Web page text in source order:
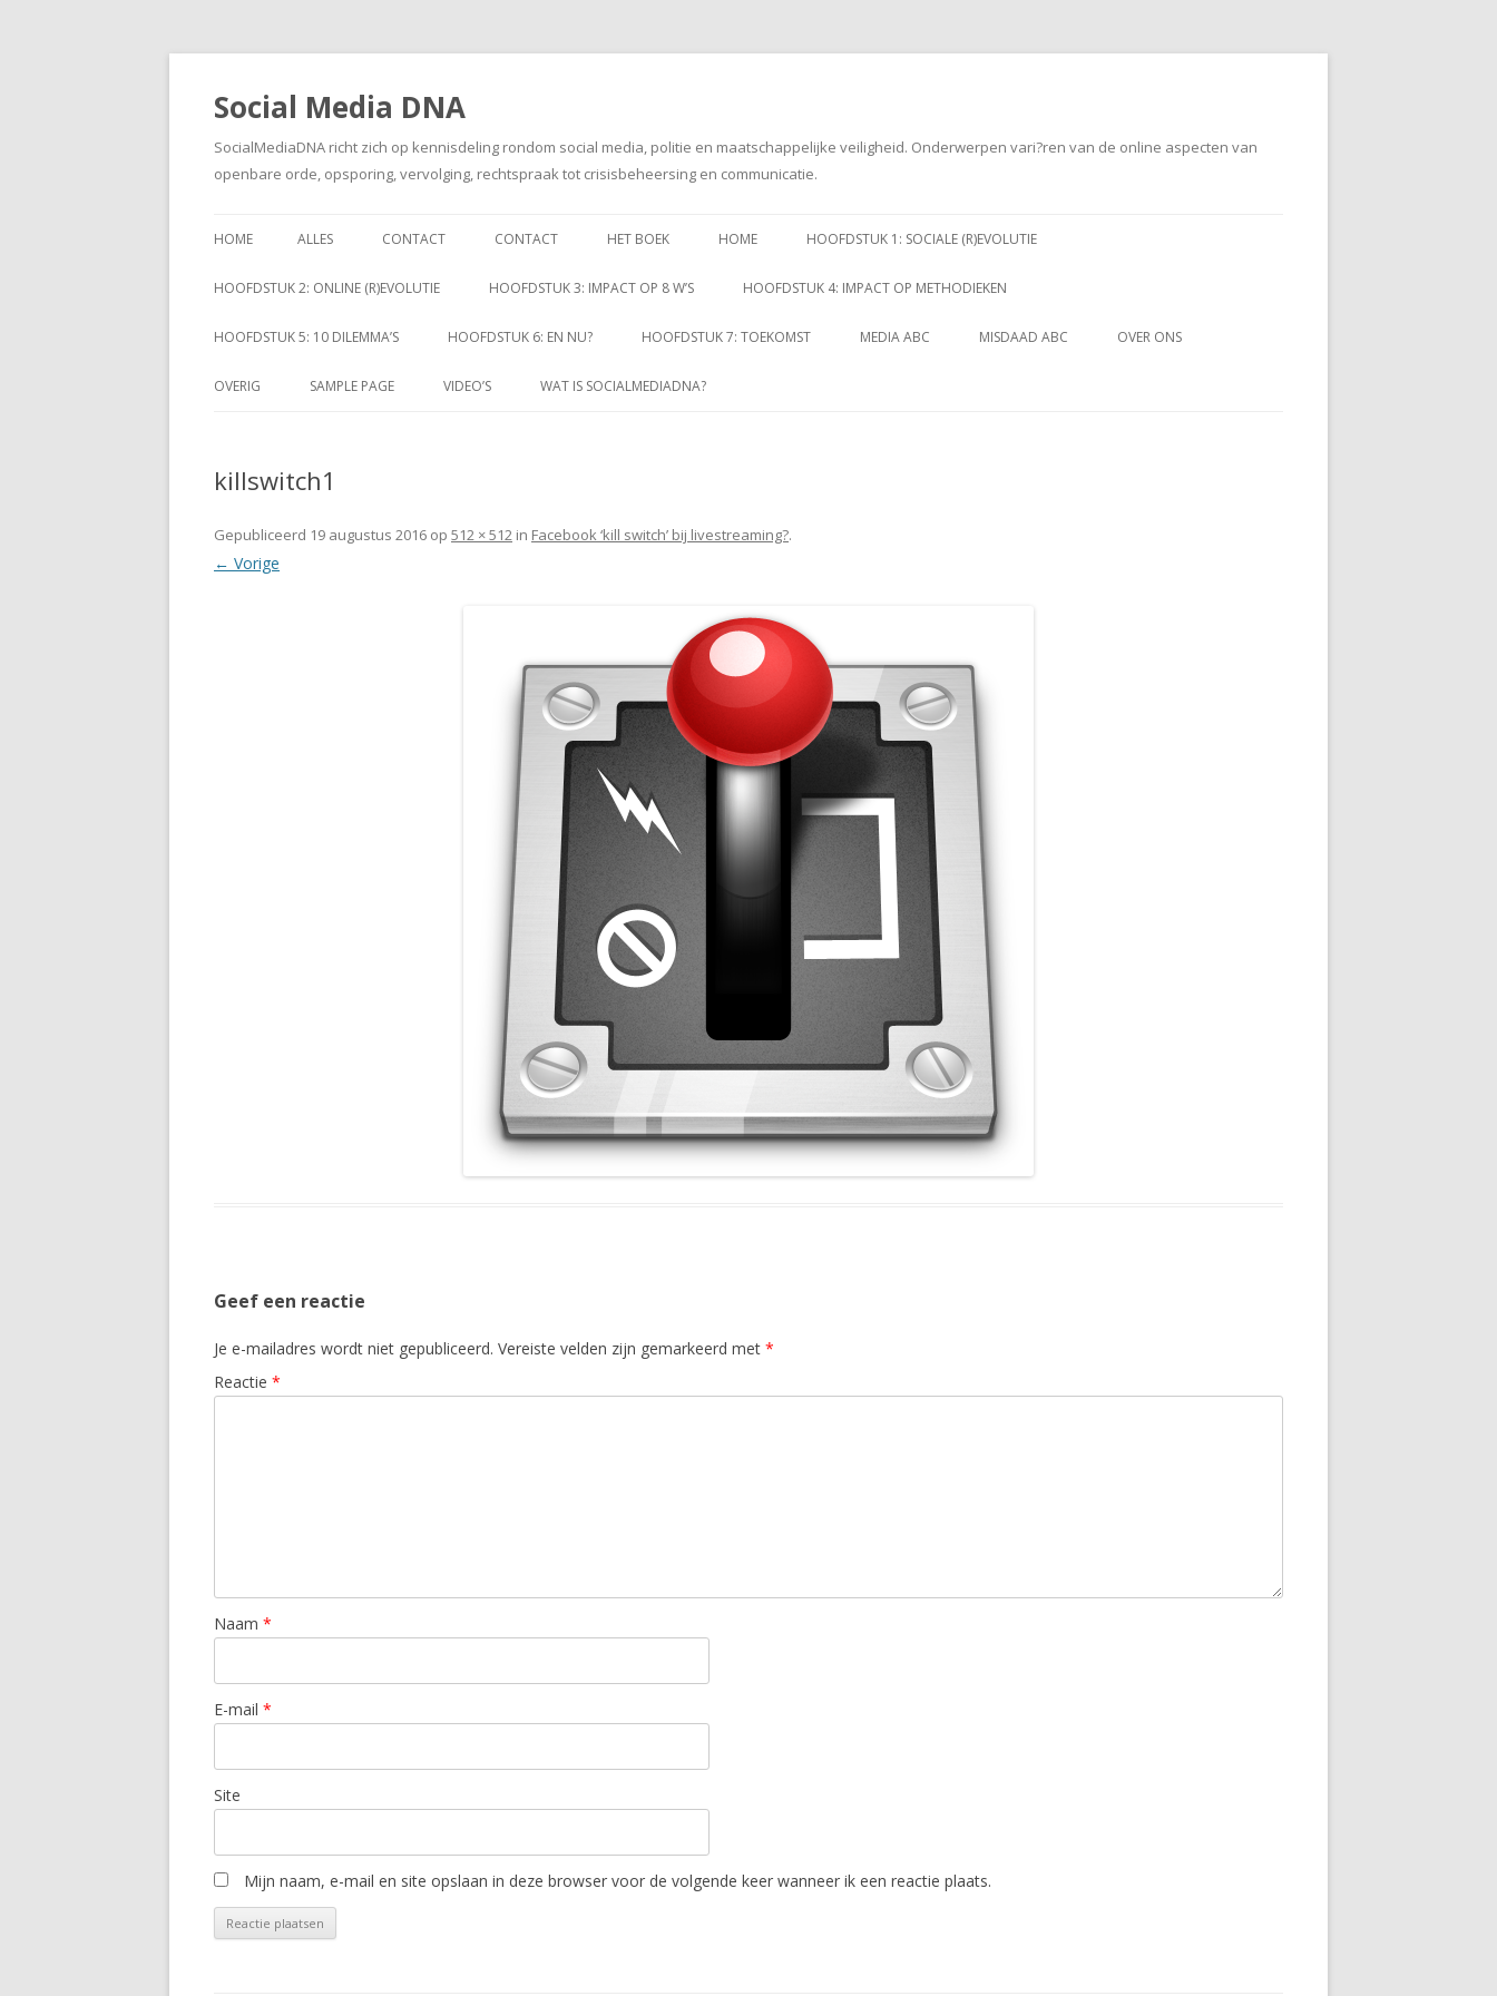
Social Media DNA
SocialMediaDNA richt zich op kennisdeling rondom social media, politie en maatschappelijke veiligheid. Onderwerpen vari?ren van de online aspecten van
openbare orde, opsporing, vervolging, rechtspraak tot crisisbeheersing en communicatie.
naar
HOME ALLES CONTACT CONTACT HET BOEK HOME HOOFDSTUK 1: SOCIALE (R)EVOLUTIE
HOOFDSTUK 2: ONLINE (R)EVOLUTIE HOOFDSTUK 3: IMPACT OP 8 W’S HOOFDSTUK 4: IMPACT OP METHODIEKEN
HOOFDSTUK 5: 10 DILEMMA’S HOOFDSTUK 6: EN NU? HOOFDSTUK 7: TOEKOMST MEDIA ABC MISDAAD ABC OVER ONS
OVERIG SAMPLE PAGE VIDEO’S WAT IS SOCIALMEDIADNA?
killswitch1
Gepubliceerd 19 augustus 2016 op 512 × 512 in Facebook ‘kill switch’ bij livestreaming?.
← Vorige
Geef een reactie
Je e-mailadres wordt niet gepubliceerd. Vereiste velden zijn gemarkeerd met *
Reactie *
Naam *
E-mail *
Site
Mijn naam, e-mail en site opslaan in deze browser voor de volgende keer wanneer ik een reactie plaats.